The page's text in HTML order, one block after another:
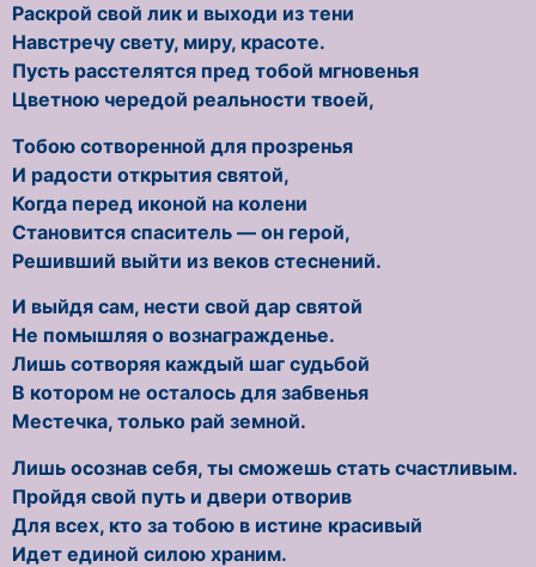
Раскрой свой лик и выходи из тени
Навстречу свету, миру, красоте.
Пусть расстелятся пред тобой мгновенья
Цветною чередой реальности твоей,
Тобою сотворенной для прозренья
И радости открытия святой,
Когда перед иконой на колени
Становится спаситель — он герой,
Решивший выйти из веков стеснений.
И выйдя сам, нести свой дар святой
Не помышляя о вознагражденье.
Лишь сотворяя каждый шаг судьбой
В котором не осталось для забвенья
Местечка, только рай земной.
Лишь осознав себя, ты сможешь стать счастливым.
Пройдя свой путь и двери отворив
Для всех, кто за тобою в истине красивый
Идет единой силою храним.